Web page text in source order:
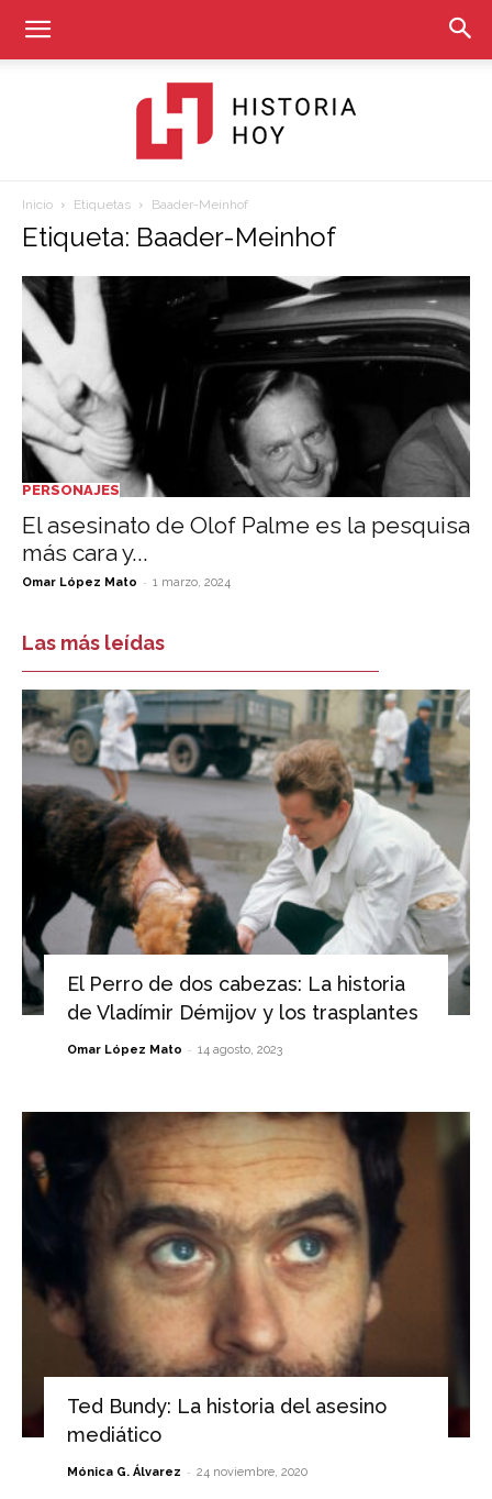
Historia
Hoy
Inicio Etiquetas Baader-Meinhof
Etiqueta: Baader-Meinhof
PERSONAJES
El asesinato de Olof Palme es la pesquisa
más cara y...
Omar López Mato - 1 marzo, 2024
Las más leídas
El Perro de dos cabezas: La historia
de Vladímir Démijov y los trasplantes
Omar López Mato - 14 agosto, 2023
Ted Bundy: La historia del asesino
mediático
Mónica G. Álvarez - 24 noviembre, 2020